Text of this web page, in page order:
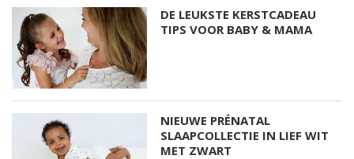
DE LEUKSTE KERSTCADEAU
TIPS VOOR BABY & MAMA
NIEUWE PRÉNATAL
SLAAPCOLLECTIE IN LIEF WIT
MET ZWART